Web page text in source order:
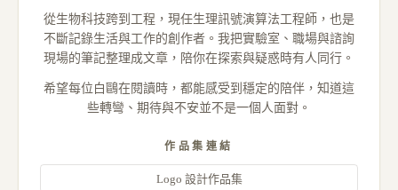
從生物科技跨到工程，現任生理訊號演算法工程師，也是
不斷記錄生活與工作的創作者。我把實驗室、職場與諮詢
現場的筆記整理成文章，陪你在探索與疑惑時有人同行。
希望每位白鷗在閱讀時，都能感受到穩定的陪伴，知道這
些轉彎、期待與不安並不是一個人面對。
作品集連結
Logo 設計作品集